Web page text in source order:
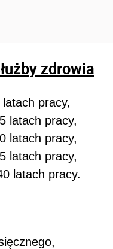
zdrowia
pracy,
latach pracy,
latach pracy,
latach pracy,
latach pracy.